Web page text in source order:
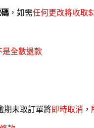
，如需任何更改將收取
是全數退款
期未取訂單將即時取消 ，